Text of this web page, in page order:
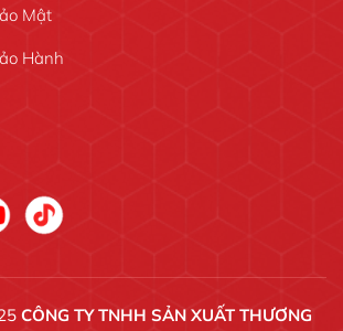
Mật
Hành
CÔNG TY TNHH SẢN XUẤT THƯƠNG